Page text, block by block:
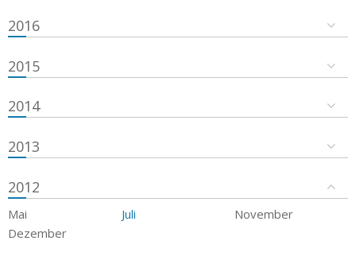
2016
2015
2014
2013
2012
Mai Juli
November
Dezember